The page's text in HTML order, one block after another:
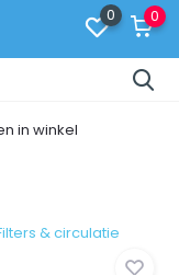
0 0
in winkel
& circulatie